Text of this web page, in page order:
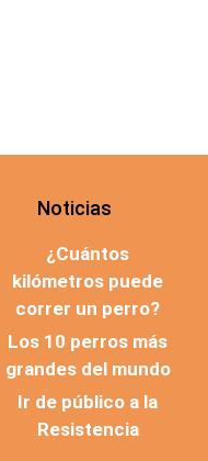
Noticias
¿Cuántos
kilómetros puede
correr un perro?
Los 10 perros más
grandes del mundo
Ir de público a la
Resistencia